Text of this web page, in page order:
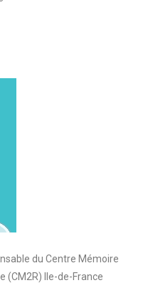
du Centre Mémoire
(CM2R) Ile-de-France